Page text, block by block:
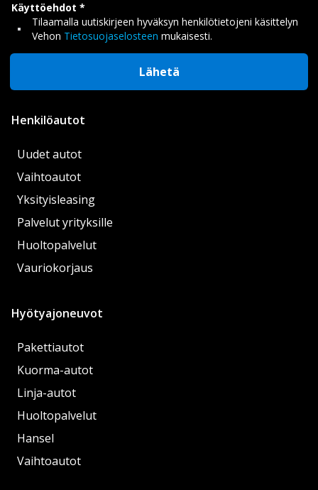
Käyttöehdot
Tilaamalla uutiskirjeen hyväksyn henkilötietojeni käsittelyn
Vehon Tietosuojaselosteen mukaisesti.
Lähetä
Henkilöautot
Uudet autot
Vaihtoautot
Yksityisleasing
Palvelut yrityksille
Huoltopalvelut
Vauriokorjaus
Hyötyajoneuvot
Pakettiautot
Kuorma-autot
Linja-autot
Huoltopalvelut
Hansel
Vaihtoautot